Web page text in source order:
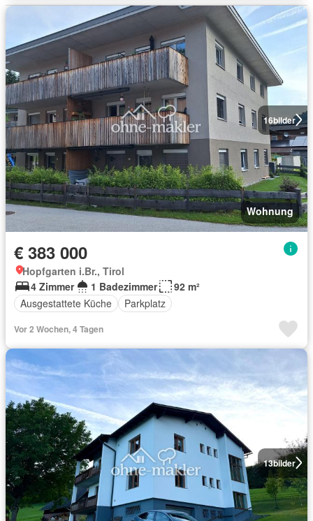
16bilder
Wohnung
€ 383 000
Hopfgarten i.Br., Tirol
4 Zimmer
1 Badezimmer
92 m²
Ausgestattete Küche
Parkplatz
Vor 2 Wochen, 4 Tagen
13bilder